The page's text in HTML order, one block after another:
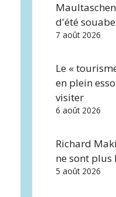
d'été
7 août 2026
Le «
en plein
visiter
6 août 2026
Richard
ne sont plus
5 août 2026